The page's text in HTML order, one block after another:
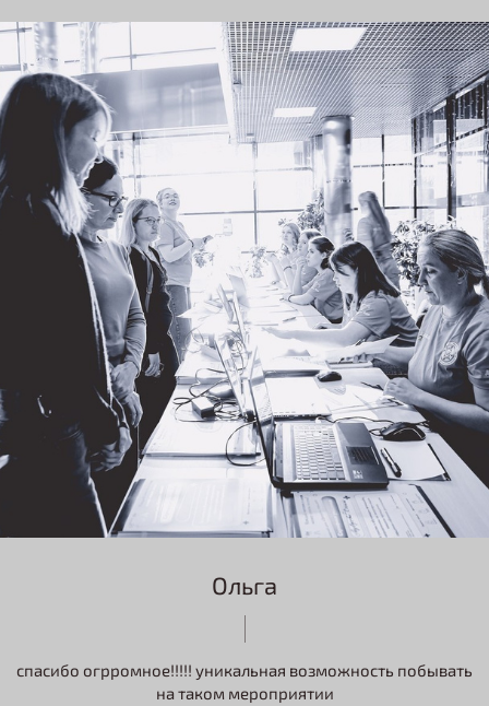
Ольга
спасибо огрромное!!!!! уникальная возможность побывать
на таком мероприятии